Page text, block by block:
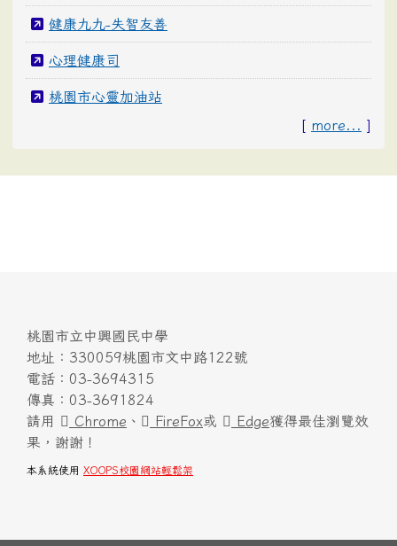
健康九九-失智友善
心理健康司
桃園市心靈加油站
[ more... ]
桃園市立中興國民中學
地址：330059桃園市文中路122號
電話：03-3694315
傳真：03-3691824
請用
Chrome 、 FireFox或 Edge獲得最佳瀏覽效
果，謝謝！
本系統使用 XOOPS校園網站輕鬆架